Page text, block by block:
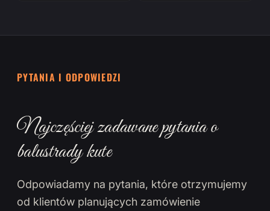
PYTANIA I ODPOWIEDZI
Najczęściej zadawane pytania o
balustrady kute
Odpowiadamy na pytania, które otrzymujemy
od klientów planujących zamówienie